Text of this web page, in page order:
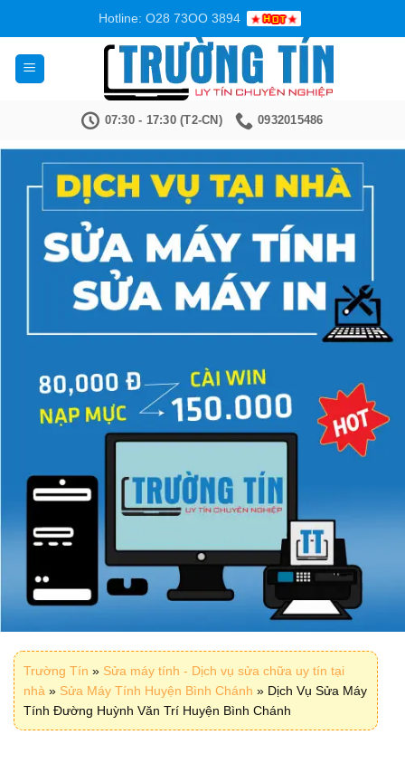
nội
dung
Hotline: O28 73OO 3894
07:30 - 17:30 (T2-CN) 0932015486
Trường Tín » Sửa máy tính - Dịch vụ sửa chữa uy tín tại
nhà » Sửa Máy Tính Huyện Bình Chánh » Dịch Vụ Sửa Máy
Tính Đường Huỳnh Văn Trí Huyện Bình Chánh